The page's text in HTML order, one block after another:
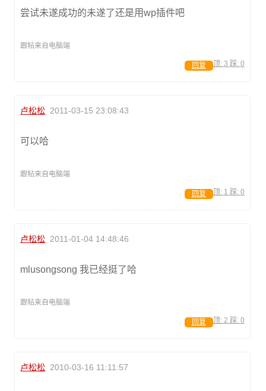
尝试未遂成功的未遂了还是用wp插件吧
跟帖来自电脑端
顶: 3 踩: 0
回复
卢松松 2011-03-15 23:08:43
可以哈
跟帖来自电脑端
顶: 1 踩: 0
回复
卢松松 2011-01-04 14:48:46
mlusongsong 我已经挺了哈
跟帖来自电脑端
顶: 2 踩: 0
回复
卢松松 2010-03-16 11:11:57